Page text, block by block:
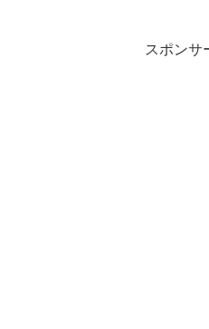
サイクリングのために導入した。
スポンサ